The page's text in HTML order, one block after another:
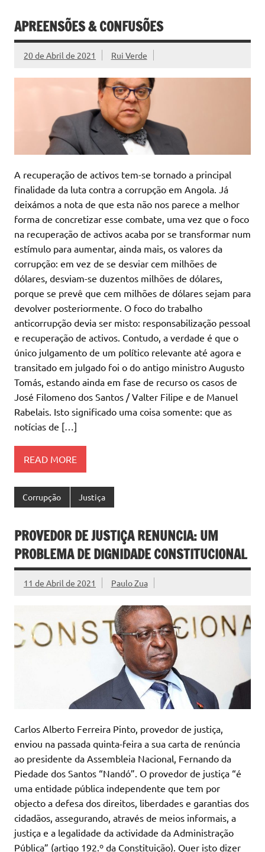
APREENSÕES & CONFUSÕES
20 de Abril de 2021 Rui Verde
A recuperação de activos tem-se tornado a principal
finalidade da luta contra a corrupção em Angola. Já
deixámos a nota de que esta não nos parece a melhor
forma de concretizar esse combate, uma vez que o foco
na recuperação de activos acaba por se transformar num
estímulo para aumentar, ainda mais, os valores da
corrupção: em vez de se desviar cem milhões de
dólares, desviam-se duzentos milhões de dólares,
porque se prevê que cem milhões de dólares sejam para
devolver posteriormente. O foco do trabalho
anticorrupção devia ser misto: responsabilização pessoal
e recuperação de activos. Contudo, a verdade é que o
único julgamento de um político relevante até agora e
transitado em julgado foi o do antigo ministro Augusto
Tomás, estando ainda em fase de recurso os casos de
José Filomeno dos Santos / Valter Filipe e de Manuel
Rabelais. Isto significado uma coisa somente: que as
notícias de […]
READ MORE
Corrupção Justiça
PROVEDOR DE JUSTIÇA RENUNCIA: UM
PROBLEMA DE DIGNIDADE CONSTITUCIONAL
11 de Abril de 2021 Paulo Zua
Carlos Alberto Ferreira Pinto, provedor de justiça,
enviou na passada quinta-feira a sua carta de renúncia
ao presidente da Assembleia Nacional, Fernando da
Piedade dos Santos “Nandó”. O provedor de justiça “é
uma entidade pública independente que tem por
objecto a defesa dos direitos, liberdades e garantias dos
cidadãos, assegurando, através de meios informais, a
justiça e a legalidade da actividade da Administração
Pública” (artigo 192.º da Constituição). Quer isto dizer